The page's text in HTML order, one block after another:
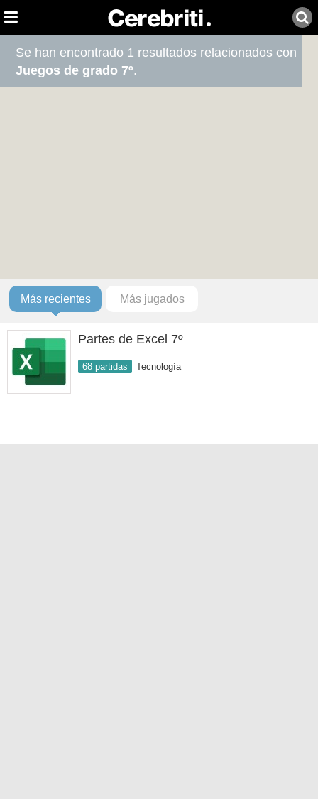
Se han encontrado 1 resultados relacionados con
Juegos de grado 7º.
Más recientes Más jugados
Partes de Excel 7º
68 partidas Tecnología